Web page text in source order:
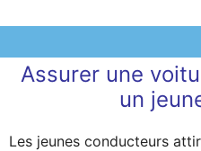
Assurer une
un
Les jeunes conducteurs